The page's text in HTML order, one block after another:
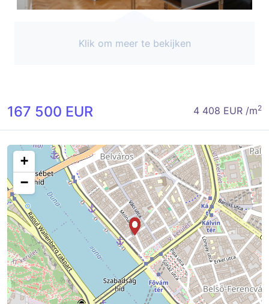
Klik om meer te bekijken
167 500 EUR 4 408 EUR /m2
+
−